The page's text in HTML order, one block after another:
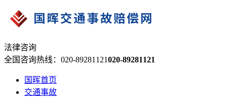
法律咨询
全国咨询热线：020-89281121020-89281121
国晖首页
交通事故